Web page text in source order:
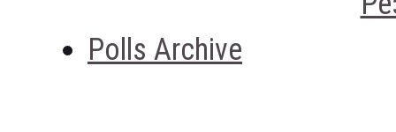
Polls Archive